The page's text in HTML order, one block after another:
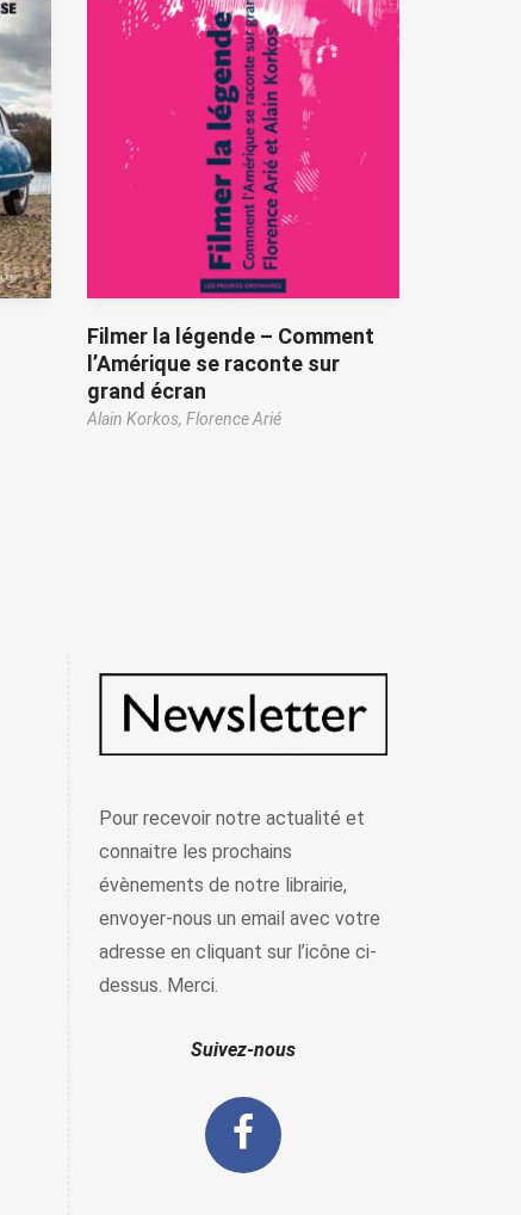
Filmer la légende – Comment
l’Amérique se raconte sur
grand écran
Alain Korkos, Florence Arié
Pour recevoir notre actualité et
connaitre les prochains
évènements de notre librairie,
envoyer-nous un email avec votre
adresse en cliquant sur l’icône ci-
dessus. Merci.
Suivez-nous